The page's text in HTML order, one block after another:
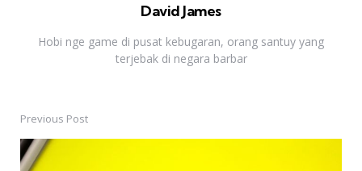
David James
Hobi nge game di pusat kebugaran, orang santuy yang
terjebak di negara barbar
Post
navigation
Previous Post